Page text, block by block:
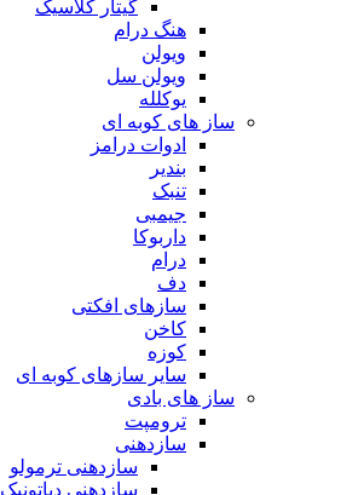
گیتار کلاسیک
هنگ درام
ویولن
ویولن سل
یوکلله
ساز های کوبه ای
ادوات درامز
بندیر
تنبک
جیمبی
داربوکا
درام
دف
سازهای افکتی
کاخن
کوزه
سایر سازهای کوبه ای
ساز های بادی
ترومپت
سازدهنی
سازدهنی ترمولو
سازدهنی دیاتونیک